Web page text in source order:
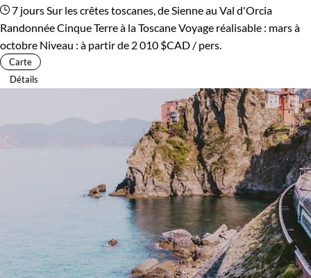
7 jours Sur les crêtes toscanes, de Sienne au Val d'Orcia
Randonnée Cinque Terre à la ToscaneVoyage réalisable : mars à
octobre Niveau : à partir de 2 010 $CAD / pers.
Carte
Détails